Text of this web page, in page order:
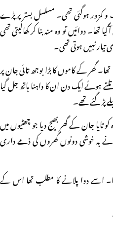
ہوگئی تھی۔ مسلسل بستر پر پڑے
دوائیں تو وہ منہ بنا کر کھالیتی تھی
تیار نہیں ہوتی تھی۔
گھر کے کاموں کا بڑا بوجھ تائی جان پر
ہوئے ایک دن ان کا داہنا ہاتھ جل گیا
پڑ گئے تھے۔
جان کے گھر بھیج دیا جو چھٹیوں میں
نے بہ خوشی دونوں گھروں کی ذمے داری
تھا۔ اسے دوا پلانے کا مطلب تھا اس کے